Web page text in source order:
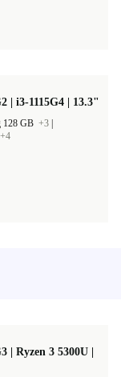
| i3-1115G4 | 13.3"
128 GB +3
+4
andere
niet